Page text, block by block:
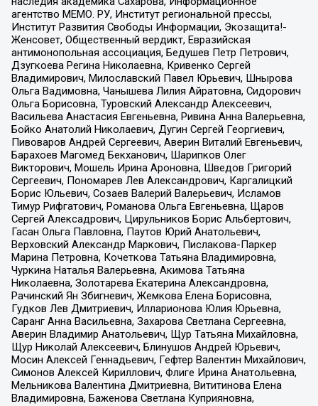
агентство МЕМО. РУ, Институт региональной прессы,
Институт Развития Свободы Информации, Экозащита!-
Женсовет, Общественный вердикт, Евразийская
антимонопольная ассоциация, Бедушев Петр Петрович,
Дзугкоева Регина Николаевна, Кривенко Сергей
Владимирович, Милославский Павел Юрьевич, Шнырова
Ольга Вадимовна, Чанышева Лилия Айратовна, Сидорович
Ольга Борисовна, Туровский Александр Алексеевич,
Васильева Анастасия Евгеньевна, Ривина Анна Валерьевна,
Бойко Анатолий Николаевич, Дугин Сергей Георгиевич,
Пивоваров Андрей Сергеевич, Аверин Виталий Евгеньевич,
Барахоев Магомед Бекханович, Шарипков Олег
Викторович, Мошель Ирина Ароновна, Шведов Григорий
Сергеевич, Пономарев Лев Александрович, Каргалицкий
Борис Юльевич, Созаев Валерий Валерьевич, Исламов
Тимур Рифгатович, Романова Ольга Евгеньевна, Щаров
Сергей Алексадрович, Цирульников Борис Альбертович,
Гасан Ольга Павловна, Паутов Юрий Анатольевич,
Верховский Александр Маркович, Пислакова-Паркер
Марина Петровна, Кочеткова Татьяна Владимировна,
Чуркина Наталья Валерьевна, Акимова Татьяна
Николаевна, Золотарева Екатерина Александровна,
Рачинский Ян Збигневич, Жемкова Елена Борисовна,
Гудков Лев Дмитриевич, Илларионова Юлия Юрьевна,
Саранг Анна Васильевна, Захарова Светлана Сергеевна,
Аверин Владимир Анатольевич, Щур Татьяна Михайловна,
Щур Николай Алексеевич, Блинушов Андрей Юрьевич,
Мосин Алексей Геннадьевич, Гефтер Валентин Михайлович,
Симонов Алексей Кириллович, Флиге Ирина Анатольевна,
Мельникова Валентина Дмитриевна, Вититинова Елена
Владимировна, Баженова Светлана Куприяновна,